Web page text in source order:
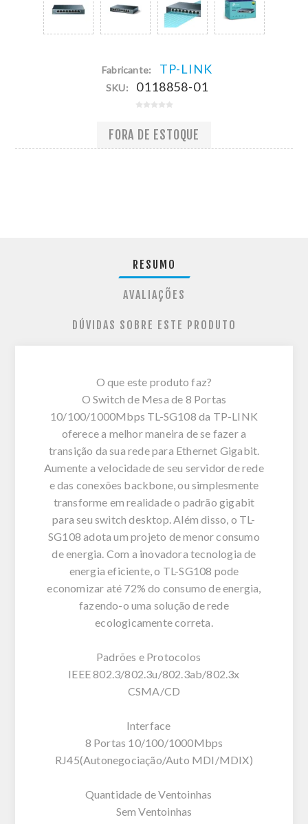
Fabricante: TP-LINK
SKU: 0118858-01
FORA DE ESTOQUE
RESUMO
AVALIAÇÕES
DÚVIDAS SOBRE ESTE PRODUTO
O que este produto faz?
O Switch de Mesa de 8 Portas
10/100/1000Mbps TL-SG108 da TP-LINK
oferece a melhor maneira de se fazer a
transição da sua rede para Ethernet Gigabit.
Aumente a velocidade de seu servidor de rede
e das conexões backbone, ou simplesmente
transforme em realidade o padrão gigabit
para seu switch desktop. Além disso, o TL-
SG108 adota um projeto de menor consumo
de energia. Com a inovadora tecnologia de
energia eficiente, o TL-SG108 pode
economizar até 72% do consumo de energia,
fazendo-o uma solução de rede
ecologicamente correta.
Padrões e Protocolos
IEEE 802.3/802.3u/802.3ab/802.3x
CSMA/CD
Interface
8 Portas 10/100/1000Mbps
RJ45(Autonegociação/Auto MDI/MDIX)
Quantidade de Ventoinhas
Sem Ventoinhas